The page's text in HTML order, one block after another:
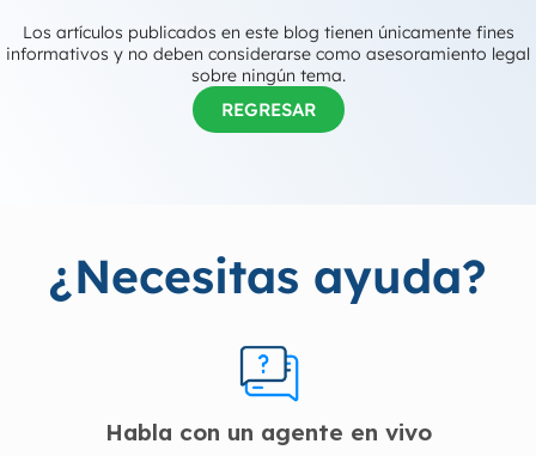
Los artículos publicados en este blog tienen únicamente fines
informativos y no deben considerarse como asesoramiento legal
sobre ningún tema.
REGRESAR
¿Necesitas ayuda?
Habla con un agente en vivo